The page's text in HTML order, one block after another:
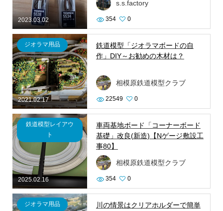
2023.03.02
s.s.factory
354 0
2021.02.17
ジオラマ用品
鉄道模型「ジオラマボードの自
作」DIY～お勧めの木材は？
相模原鉄道模型クラブ
22549 0
2025.02.16
鉄道模型レイアウ
ト
車両基地ボード「コーナーボード
基礎」改良(新造)【Nゲージ敷設工
事80】
相模原鉄道模型クラブ
354 0
ジオラマ用品
川の情景はクリアホルダーで簡単